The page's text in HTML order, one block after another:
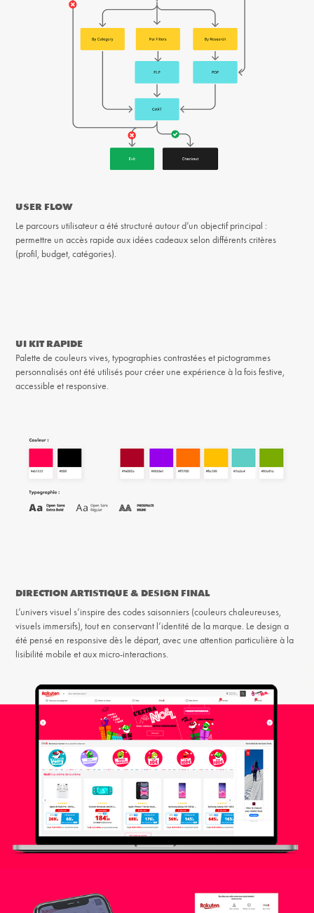
USER FLOW
Le parcours utilisateur a été structuré autour d’un objectif principal :
permettre un accès rapide aux idées cadeaux selon différents critères
(profil, budget, catégories).
UI KIT RAPIDE
Palette de couleurs vives, typographies contrastées et pictogrammes
personnalisés ont été utilisés pour créer une expérience à la fois festive,
accessible et responsive.
DIRECTION ARTISTIQUE & DESIGN FINAL
L’univers visuel s’inspire des codes saisonniers (couleurs chaleureuses,
visuels immersifs), tout en conservant l’identité de la marque. Le design a
été pensé en responsive dès le départ, avec une attention particulière à la
lisibilité mobile et aux micro-interactions.